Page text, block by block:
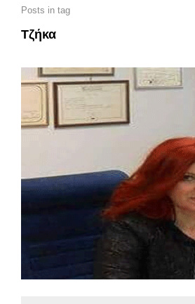
Posts in tag
Τζήκα